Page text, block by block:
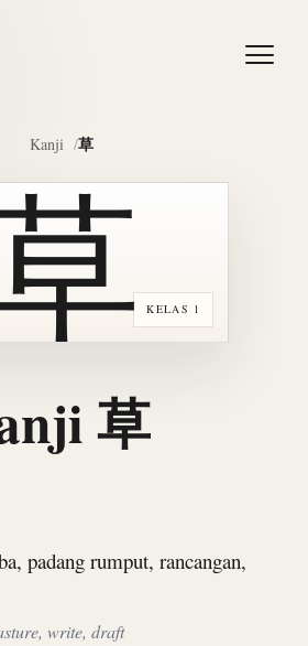
Kanji 草
KELAS 1
草
padang rumput, rancangan,
write, draft